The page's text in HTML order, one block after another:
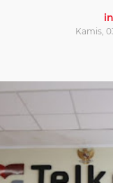
Kamis,